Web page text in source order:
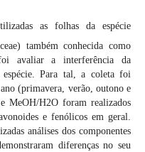
as folhas da espécie
também conhecida como
avaliar a interferência da
espécie. Para tal, a coleta foi
(primavera, verão, outono e
MeOH/H2O foram realizados
e fenólicos em geral.
análises dos componentes
diferenças no seu